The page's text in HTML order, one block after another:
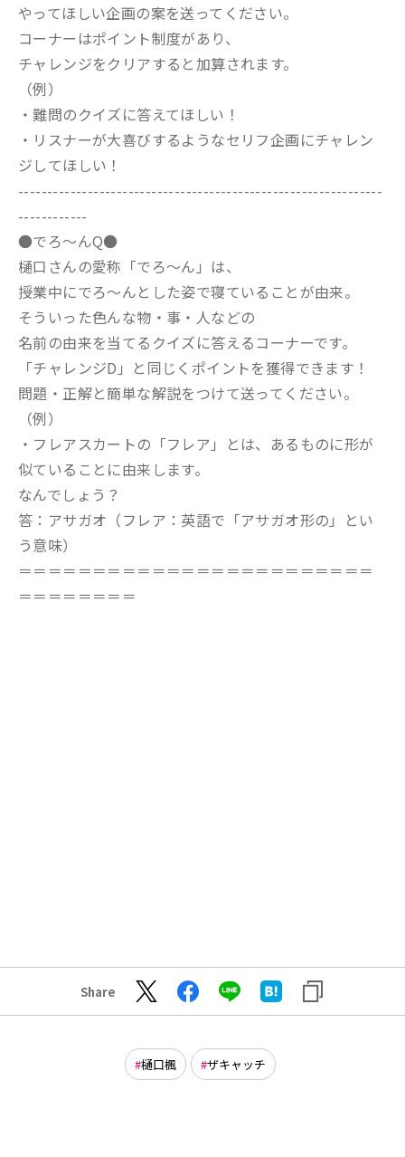
やってほしい企画の案を送ってください。
コーナーはポイント制度があり、
チャレンジをクリアすると加算されます。
（例）
・難問のクイズに答えてほしい！
・リスナーが大喜びするようなセリフ企画にチャレン
ジしてほしい！
---------------------------------------------------------------
------------
●でろ～んQ●
樋口さんの愛称「でろ～ん」は、
授業中にでろ～んとした姿で寝ていることが由来。
そういった色んな物・事・人などの
名前の由来を当てるクイズに答えるコーナーです。
「チャレンジD」と同じくポイントを獲得できます！
問題・正解と簡単な解説をつけて送ってください。
（例）
・フレアスカートの「フレア」とは、あるものに形が
似ていることに由来します。
なんでしょう？
答：アサガオ（フレア：英語で「アサガオ形の」とい
う意味）
＝＝＝＝＝＝＝＝＝＝＝＝＝＝＝＝＝＝＝＝＝＝＝＝
＝＝＝＝＝＝＝＝
Share
樋口楓 ザキャッチ